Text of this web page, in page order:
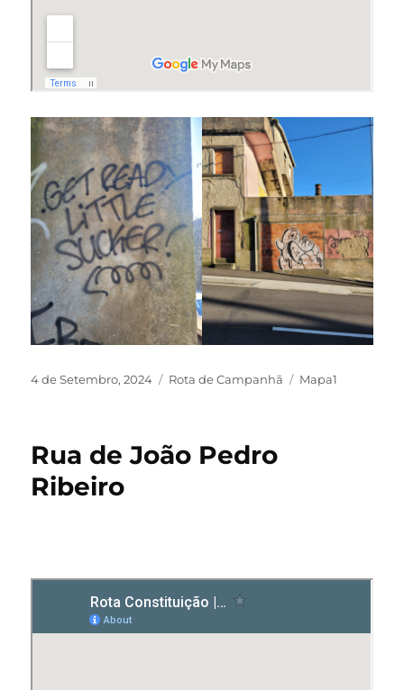
4 de Setembro, 2024 Rota de Campanhã Mapa1
Rua de João Pedro
Ribeiro